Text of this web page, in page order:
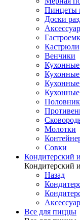
Пинцеты
Доски
Кастрюли
Венчики
Молотки
Совки
Кондитерский
Кондитерский
Назад
Все для пиццы